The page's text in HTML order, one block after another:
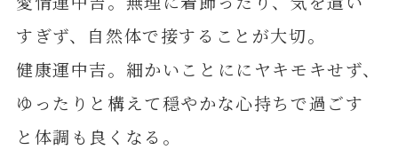
すぎず、自然体で接することが大切。
健康運中吉。細かいことににヤキモキせず、
ゆったりと構えて穏やかな心持ちで過ごす
と体調も良くなる。